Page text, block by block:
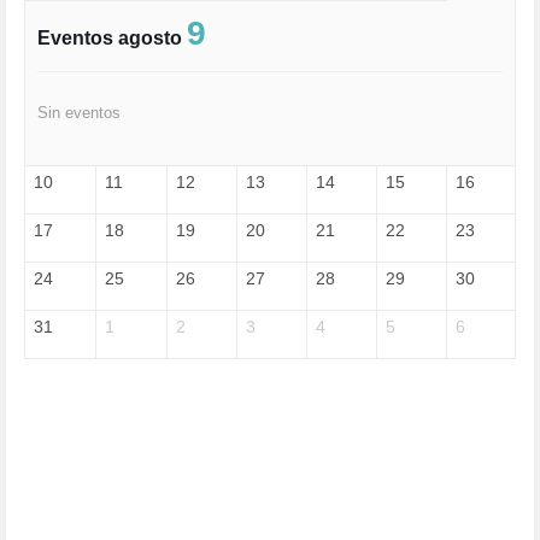
FELICIDAD (1)
FRANCISCO (5)
GUERRA (133)
HUMOR (1)
IA (1)
INMIGRACIÓN (145)
Eventos agosto 9
Sin eventos
10 11 12 13 14 15 16
17 18 19 20 21 22 23
24 25 26 27 28 29 30
31 1 2 3 4 5 6